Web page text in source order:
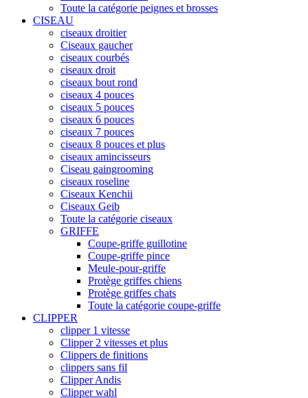
Toute la catégorie peignes et brosses
CISEAU
ciseaux droitier
Ciseaux gaucher
ciseaux courbés
ciseaux droit
ciseaux bout rond
ciseaux 4 pouces
ciseaux 5 pouces
ciseaux 6 pouces
ciseaux 7 pouces
ciseaux 8 pouces et plus
ciseaux amincisseurs
Ciseau gaingrooming
ciseaux roseline
Ciseaux Kenchii
Ciseaux Geib
Toute la catégorie ciseaux
GRIFFE
Coupe-griffe guillotine
Coupe-griffe pince
Meule-pour-griffe
Protège griffes chiens
Protège griffes chats
Toute la catégorie coupe-griffe
CLIPPER
clipper 1 vitesse
Clipper 2 vitesses et plus
Clippers de finitions
clippers sans fil
Clipper Andis
Clipper wahl